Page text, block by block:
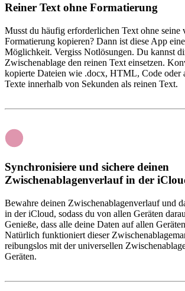
Reiner Text ohne Formatierung
Musst du häufig erforderlichen Text ohne seine
Formatierung kopieren? Dann ist diese App
Möglichkeit. Vergiss Notlösungen. Du kannst
Zwischenablage den reinen Text einsetzen.
kopierte Dateien wie .docx, HTML, Code oder
Texte innerhalb von Sekunden als reinen Text.
Synchronisiere und sichere deinen
Zwischenablagenverlauf in der
Bewahre deinen Zwischenablagenverlauf und
in der iCloud, sodass du von allen Geräten
Genieße, dass alle deine Daten auf allen
Natürlich funktioniert dieser
reibungslos mit der universellen
Geräten.